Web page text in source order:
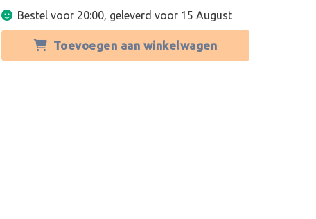
Bestel voor 20:00, geleverd voor 15 August
Toevoegen aan winkelwagen